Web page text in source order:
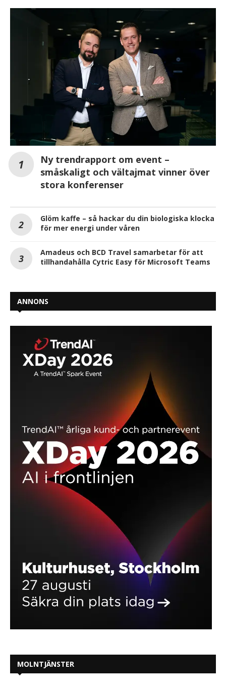
Ny trendrapport om event –
småskaligt och vältajmat vinner över
stora konferenser
Glöm kaffe – så hackar du din biologiska klocka
för mer energi under våren
Amadeus och BCD Travel samarbetar för att
tillhandahålla Cytric Easy för Microsoft Teams
ANNONS
MOLNTJÄNSTER